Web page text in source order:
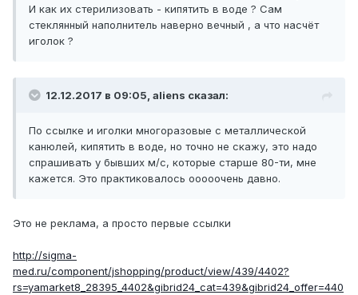
И как их стерилизовать - кипятить в воде ? Сам
стеклянный наполнитель наверно вечный , а что насчёт
иголок ?
12.12.2017 в 09:05, aliens сказал:
По ссылке и иголки многоразовые с металлической
канюлей, кипятить в воде, но точно не скажу, это надо
спрашивать у бывших м/с, которые старше 80-ти, мне
кажется. Это практиковалось ооооочень давно.
Это не реклама, а просто первые ссылки
http://sigma-
med.ru/component/jshopping/product/view/439/4402?
rs=yamarket8_28395_4402&gibrid24_cat=439&gibrid24_offer=440